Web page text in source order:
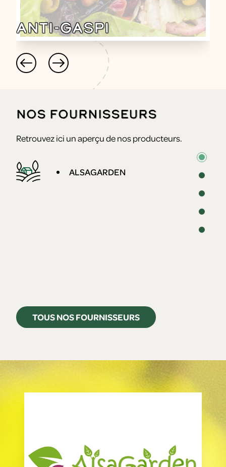
Anti-gaspi
Nos fournisseurs
Retrouvez ici un aperçu de nos producteurs.
LE RUCHER DU PAYS LIBRE
68240 / Fréland
ALSAGARDEN
TOUS NOS FOURNISSEURS